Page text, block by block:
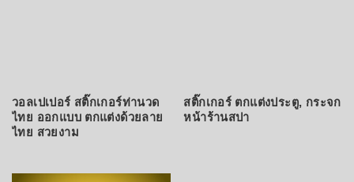
วอลเปเปอร์ สติ๊กเกอร์ท่านวด
ไทย ออกแบบ ตกแต่งด้วยลาย
ไทย สวยงาม
สติ๊กเกอร์ ตกแต่งประตู, กระจก
หน้าร้านสปา